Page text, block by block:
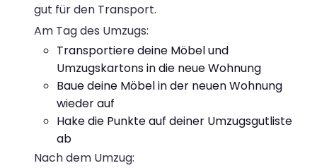
gut für den Transport.
Am Tag des Umzugs:
Transportiere deine Möbel und
Umzugskartons in die neue Wohnung
Baue deine Möbel in der neuen Wohnung
wieder auf
Hake die Punkte auf deiner Umzugsgutliste
ab
Nach dem Umzug: